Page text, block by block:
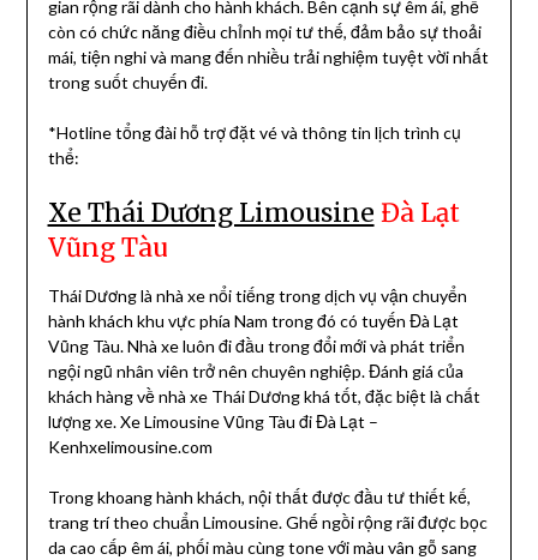
gian rộng rãi dành cho hành khách. Bên cạnh sự êm ái, ghế
còn có chức năng điều chỉnh mọi tư thế, đảm bảo sự thoải
mái, tiện nghi và mang đến nhiều trải nghiệm tuyệt vời nhất
trong suốt chuyến đi.
*Hotline tổng đài hỗ trợ đặt vé và thông tin lịch trình cụ
thể:
Xe Thái Dương Limousine Đà Lạt
Vũng Tàu
Thái Dương là nhà xe nổi tiếng trong dịch vụ vận chuyển
hành khách khu vực phía Nam trong đó có tuyến Đà Lạt
Vũng Tàu. Nhà xe luôn đi đầu trong đổi mới và phát triển
ngội ngũ nhân viên trở nên chuyên nghiệp. Đánh giá của
khách hàng về nhà xe Thái Dương khá tốt, đặc biệt là chất
lượng xe. Xe Limousine Vũng Tàu đi Đà Lạt –
Kenhxelimousine.com
Trong khoang hành khách, nội thất được đầu tư thiết kế,
trang trí theo chuẩn Limousine. Ghế ngồi rộng rãi được bọc
da cao cấp êm ái, phối màu cùng tone với màu vân gỗ sang